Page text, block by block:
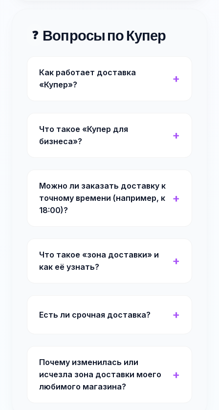
❓ Вопросы по Купер
Как работает доставка
«Купер»?
Что такое «Купер для
бизнеса»?
Можно ли заказать доставку к
точному времени (например, к
18:00)?
Что такое «зона доставки» и
как её узнать?
Есть ли срочная доставка?
Почему изменилась или
исчезла зона доставки моего
любимого магазина?